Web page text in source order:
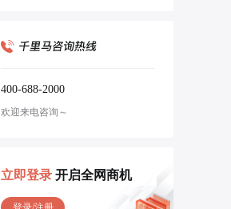
400-688-2000
欢迎来电咨询～
立即登录 开启全网商机